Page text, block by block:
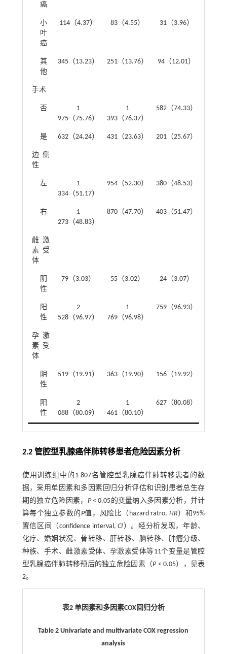
癌
小
叶
癌
114（4.37） 83（4.55） 31（3.96）
其
他
345（13.23） 251（13.76） 94（12.01）
手术
否
1
975（75.76）
1
393（76.37）
582（74.33）
是 632（24.24） 431（23.63） 201（25.67）
边侧
性
左
1
334（51.17）
954（52.30） 380（48.53）
右
1
273（48.83）
870（47.70） 403（51.47）
雌激
素受
体
阴
性
79（3.03） 55（3.02） 24（3.07）
阳
性
2
528（96.97）
1
769（96.98）
759（96.93）
孕激
素受
体
阴
性
519（19.91） 363（19.90） 156（19.92）
阳
性
2
088（80.09）
1
461（80.10）
627（80.08）
2.2 管腔型乳腺癌伴肺转移患者危险因素分析
使用训练组中的1 807名管腔型乳腺癌伴肺转移患者的数
据，采用单因素和多因素回归分析评估和识别患者总生存
期的独立危险因素， P< 0.05的变量纳入多因素分析，并计
算每个独立参数的P值，风险比（hazard ratro, HR ）和95%
置信区间（confidence interval,CI ）。经分析发现，年龄、
化疗、婚姻状况、骨转移、肝转移、脑转移、肿瘤分级、
种族、手术、雌激素受体、孕激素受体等11个变量是管腔
型乳腺癌伴肺转移预后的独立危险因素（P< 0.05），见表
2。
表2 单因素和多因素COX回归分析
Table 2 Univariate and multivariate COX regression
analysis